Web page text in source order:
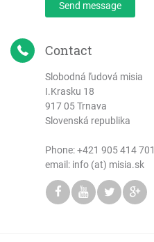
Send message
Contact
Slobodná ľudová misia
I.Krasku 18
917 05 Trnava
Slovenská republika
Phone:+421 905 414 701
email: info (at) misia.sk